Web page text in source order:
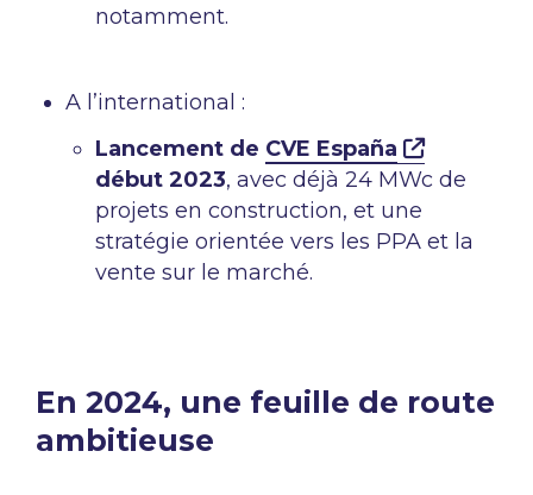
notamment.
A l’international :
Lancement de CVE España
début 2023, avec déjà 24 MWc de
projets en construction, et une
stratégie orientée vers les PPA et la
vente sur le marché.
En 2024, une feuille de route
ambitieuse